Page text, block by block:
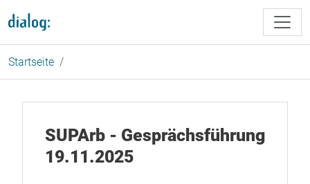
Startseite
SUPArb - Gesprächsführung
19.11.2025